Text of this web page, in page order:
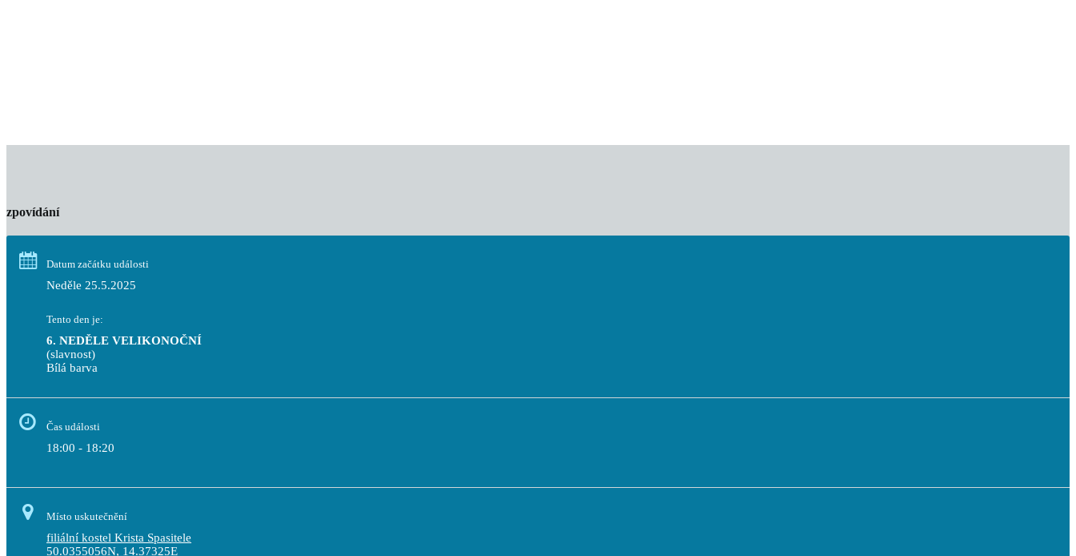
zpovídání
Datum začátku události
Neděle 25.5.2025
Tento den je:
6. NEDĚLE VELIKONOČNÍ
(slavnost)
Bílá barva
Čas události
18:00 - 18:20
Místo uskutečnění
filiální kostel Krista Spasitele
50.0355056N, 14.37325E